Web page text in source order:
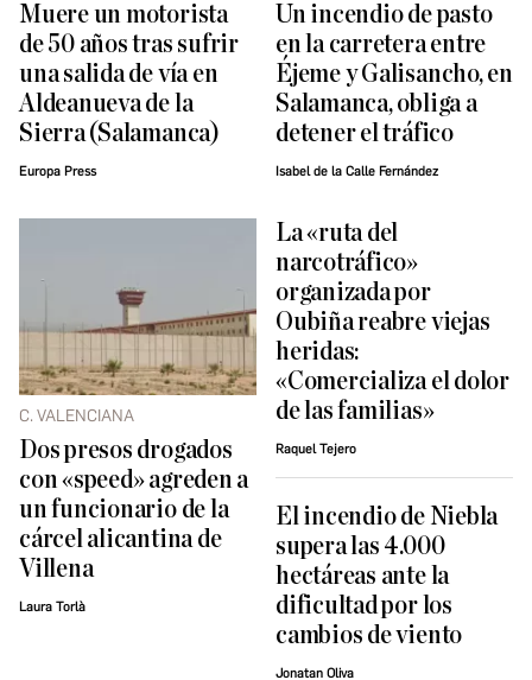
Muere un motorista
de 50 años tras sufrir
una salida de vía en
Aldeanueva de la
Sierra (Salamanca)
Europa Press
Un incendio de pasto
en la carretera entre
Éjeme y Galisancho, en
Salamanca, obliga a
detener el tráfico
Isabel de la Calle Fernández
C. VALENCIANA
Dos presos drogados
con «speed» agreden a
un funcionario de la
cárcel alicantina de
Villena
Laura Torlà
La «ruta del
narcotráfico»
organizada por
Oubiña reabre viejas
heridas:
«Comercializa el dolor
de las familias»
Raquel Tejero
El incendio de Niebla
supera las 4.000
hectáreas ante la
dificultad por los
cambios de viento
Jonatan Oliva